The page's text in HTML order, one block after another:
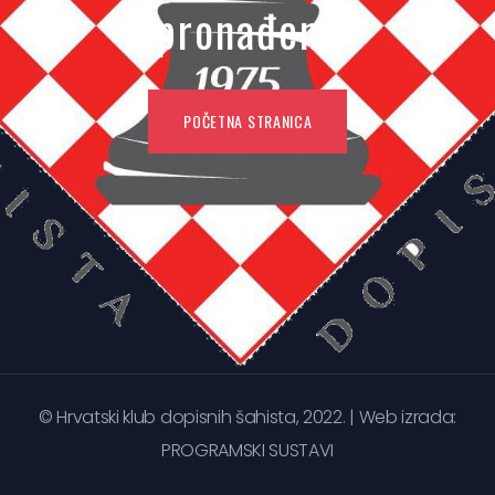
pronađena
POČETNA STRANICA
© Hrvatski klub dopisnih šahista, 2022. | Web izrada:
PROGRAMSKI SUSTAVI